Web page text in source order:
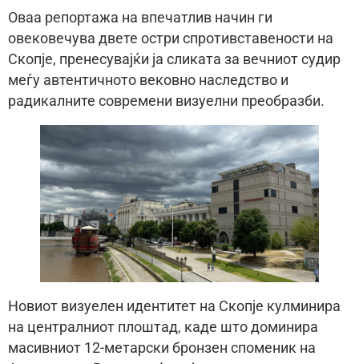
Оваа репортажа на впечатлив начин ги
овековечува двете остри спротивставености на
Скопје, пренесувајќи ја сликата за вечниот судир
меѓу автентичното вековно наследство и
радикалните современи визуелни преобразби.
Новиот визуелен идентитет на Скопје кулминира
на централниот плоштад, каде што доминира
масивниот 12-метарски бронзен споменик на